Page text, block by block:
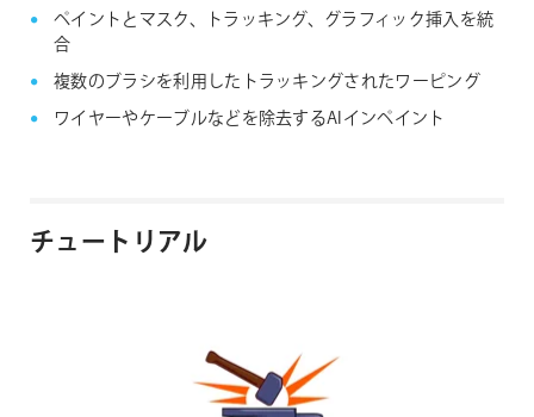
ペイントとマスク、トラッキング、グラフィック挿入を統
合
複数のブラシを利用したトラッキングされたワーピング
ワイヤーやケーブルなどを除去するAIインペイント
チュートリアル